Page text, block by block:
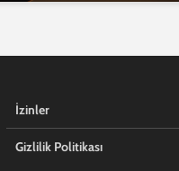
İzinler
Gizlilik Politikası